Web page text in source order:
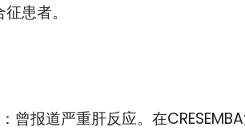
患者。
曾报道严重肝反应。在